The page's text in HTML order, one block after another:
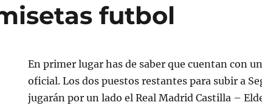
futbol
En primer lugar has de saber que cuentan con
oficial. Los dos puestos restantes para subir a
jugarán por un lado el Real Madrid Castilla –